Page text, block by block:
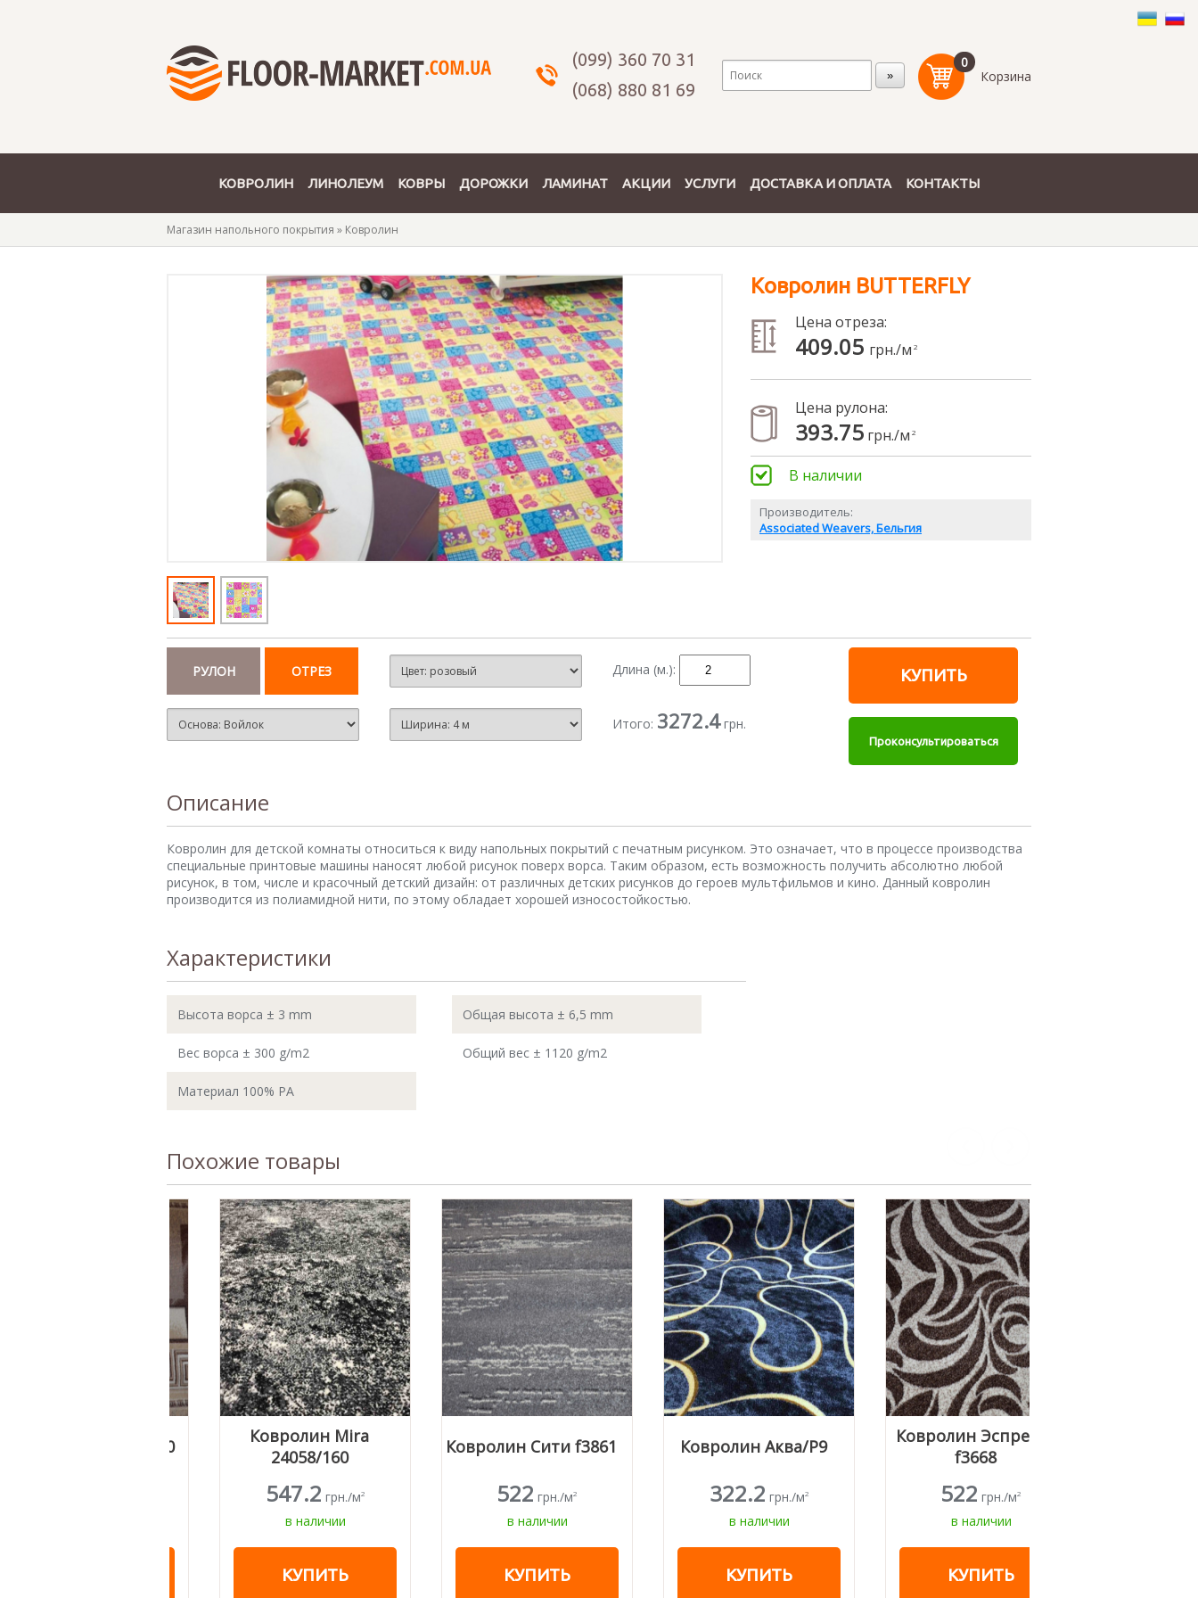
(099) 360 70 31
(068) 880 81 69
0
Корзина
КОВРОЛИН ЛИНОЛЕУМ КОВРЫ ДОРОЖКИ ЛАМИНАТ АКЦИИ УСЛУГИ ДОСТАВКА И ОПЛАТА КОНТАКТЫ
Магазин напольного покрытия » Ковролин
Ковролин BUTTERFLY
Цена отреза:
409.05 грн./м 2
Цена рулона:
393.75 грн./м 2
В наличии
Производитель:
Associated Weavers, Бельгия
РУЛОН ОТРЕЗ Длина (м.):
Итого: 3272.4грн.
КУПИТЬ
Проконсультироваться
Описание
Ковролин для детской комнаты относиться к виду напольных покрытий с печатным рисунком. Это означает, что в процессе производства
специальные принтовые машины наносят любой рисунок поверх ворса. Таким образом, есть возможность получить абсолютно любой
рисунок, в том, числе и красочный детский дизайн: от различных детских рисунков до героев мультфильмов и кино. Данный ковролин
производится из полиамидной нити, по этому обладает хорошей износостойкостью.
Характеристики
Высота ворса ± 3 mm Общая высота ± 6,5 mm
Вес ворса ± 300 g/m2 Общий вес ± 1120 g/m2
Материал 100% PA
Похожие товары
Ковролин Mira
24058/160
547.2грн./м 2
в наличии
КУПИТЬ
Ковролин Сити f3861
грн./м 2
в наличии
КУПИТЬ
Ковролин Аква/Р9
322.2грн./м 2
в наличии
КУПИТЬ
Ковролин Эспрессо
грн./м 2
в наличии
КУПИТЬ